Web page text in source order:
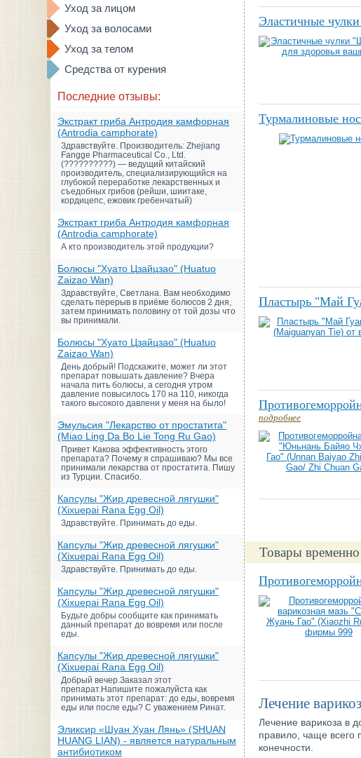
Уход за лицом
Уход за волосами
Уход за телом
Средства от курения
Последние отзывы:
Экстракт гриба Антродия камфорная
(Antrodia camphorate)
Здравствуйте. Производитель: Zhejiang
Fangge Pharmaceutical Co., Ltd.
(??????????) — ведущий китайский
производитель, специализирующийся на
глубокой переработке лекарственных и
съедобных грибов (рейши, шиитаке,
кордицепс, ежовик гребенчатый)
Экстракт гриба Антродия камфорная
(Antrodia camphorate)
А кто производитель этой продукции?
Болюсы "Хуато Цзайцзао" (Huatuo
Zaizao Wan)
Здравствуйте, Светлана. Вам необходимо
сделать перерыв в приёме болюсов 2 дня,
затем принимать половину от той дозы что
вы принимали.
Болюсы "Хуато Цзайцзао" (Huatuo
Zaizao Wan)
День добрый! Подскажите, может ли этот
препарат повышать давление? Вчера
начала пить болюсы, а сегодня утром
давление повысилось 170 на 110, никогда
такого высокого давлени у меня на было!
Эмульсия "Лекарство от простатита"
(Miao Ling Da Bo Lie Tong Ru Gao)
Привет Какова эффективность этого
препарата? Почему я спрашиваю? Мы все
принимали лекарства от простатита. Пишу
из Турции. Спасибо.
Капсулы "Жир древесной лягушки"
(Xixuepai Rana Egg Oil)
Здравствуйте. Принимать до еды.
Капсулы "Жир древесной лягушки"
(Xixuepai Rana Egg Oil)
Здравствуйте. Принимать до еды.
Капсулы "Жир древесной лягушки"
(Xixuepai Rana Egg Oil)
Будьте добры сообщите как принимать
данный препарат до вовремя или после
еды.
Капсулы "Жир древесной лягушки"
(Xixuepai Rana Egg Oil)
Добрый вечер.Заказал этот
препарат.Напишите пожалуйста как
принимать этот препарат: до еды, вовремя
еды или после еды? С уважением Ринат.
Эликсир «Шуан Хуан Лянь» (SHUAN
HUANG LIAN) - является натуральным
антибиотиком
Эластичные
Турмалиновые
Пластырь "Май
подробнее
Товары
Лечение
Лечение варикоза в
правило, чаще всего
конечности.